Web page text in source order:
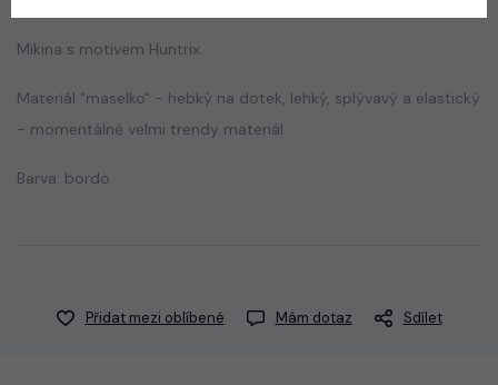
Mikina s motivem Huntrix.
Materiál "maselko" - hebký na dotek, lehký, splývavý a elastický
- momentálně velmi trendy materiál.
Barva: bordo
Přidat mezi oblíbené Mám dotaz Sdílet